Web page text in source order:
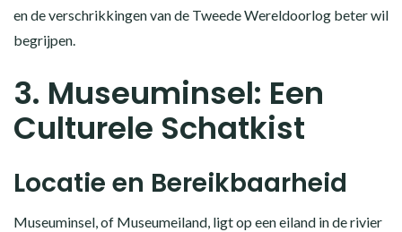
en de verschrikkingen van de Tweede Wereldoorlog beter wil
begrijpen.
3. Museuminsel: Een
Culturele Schatkist
Locatie en Bereikbaarheid
Museuminsel, of Museumeiland, ligt op een eiland in de rivier